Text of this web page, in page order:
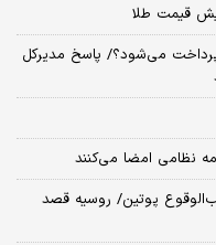
پرداخت می‌شود؟/ پاسخ مدیرکل
پوتین/ روسیه قصد